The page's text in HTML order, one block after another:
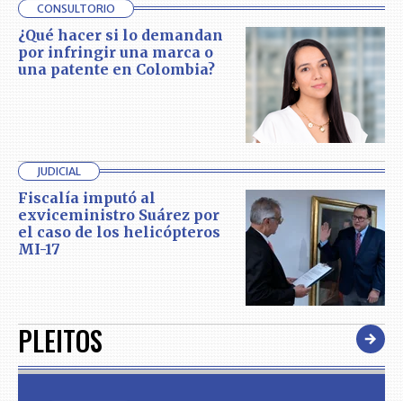
CONSULTORIO
¿Qué hacer si lo demandan
por infringir una marca o
una patente en Colombia?
JUDICIAL
Fiscalía imputó al
exviceministro Suárez por
el caso de los helicópteros
MI-17
PLEITOS